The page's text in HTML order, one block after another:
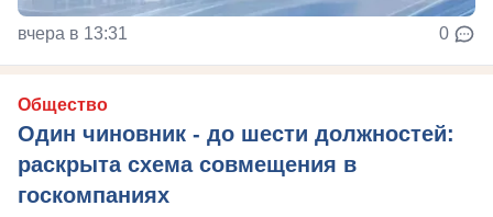
вчера в 13:31 0
Общество
Один чиновник - до шести должностей:
раскрыта схема совмещения в
госкомпаниях